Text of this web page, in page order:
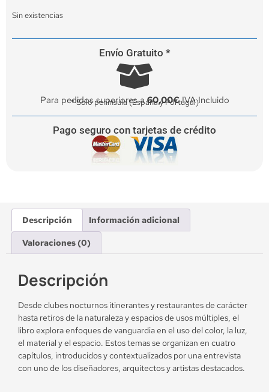
Sin existencias
Envío Gratuito *
Para pedidos superiores a60,00€IVA Incluido
* Solo península (España y Portugal)
Pago seguro con tarjetas de crédito
Descripción Información adicional
Valoraciones (0)
Descripción
Desde clubes nocturnos itinerantes y restaurantes de carácter
hasta retiros de la naturaleza y espacios de usos múltiples, el
libro explora enfoques de vanguardia en el uso del color, la luz,
el material y el espacio. Estos temas se organizan en cuatro
capítulos, introducidos y contextualizados por una entrevista
con uno de los diseñadores, arquitectos y artistas destacados.